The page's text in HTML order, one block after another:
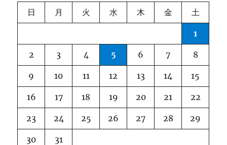
日 月 火 水 木 金 土
1
2 3 4 5 6 7 8
9 10 11 12 13 14 15
16 17 18 19 20 21 22
23 24 25 26 27 28 29
30 31